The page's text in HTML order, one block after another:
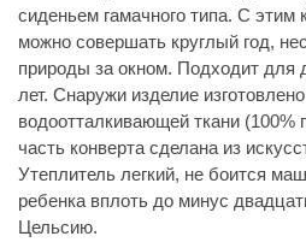
сиденьем гамачного типа. С этим
можно совершать круглый год,
природы за окном. Подходит для
лет. Снаружи изделие
водоотталкивающей ткани (100%
часть конверта сделана из
Утеплитель легкий, не боится
ребенка вплоть до минус
Цельсию.